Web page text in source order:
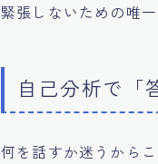
緊張しないための唯
自己分析で「
何を話すか迷うから